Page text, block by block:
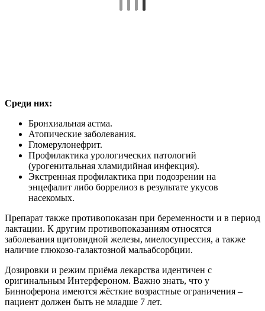
Среди них:
Бронхиальная астма.
Атопические заболевания.
Гломерулонефрит.
Профилактика урологических патологий
(урогенитальная хламидийная инфекция).
Экстренная профилактика при подозрении на
энцефалит либо боррелиоз в результате укусов
насекомых.
Препарат также противопоказан при беременности и в период
лактации. К другим противопоказаниям относятся
заболевания щитовидной железы, миелосупрессия, а также
наличие глюкозо-галактозной мальабсорбции.
Дозировки и режим приёма лекарства идентичен с
оригинальным Интерфероном. Важно знать, что у
Бинноферона имеются жёсткие возрастные ограничения –
пациент должен быть не младше 7 лет.